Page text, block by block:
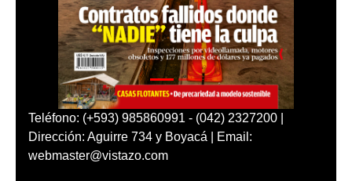
Teléfono: (+593) 985860991 - (042) 2327200 |
Dirección: Aguirre 734 y Boyacá | Email:
webmaster@vistazo.com